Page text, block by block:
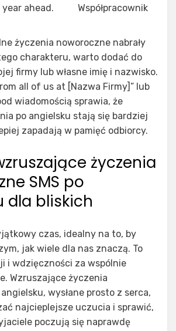
ahead.
Współpracownik
życzenia noworoczne nabrały
charakteru, warto dodać do
firmy lub własne imię i nazwisko.
all of us at [Nazwa Firmy]” lub
wiadomością sprawia, że
po angielsku stają się bardziej
zapadają w pamięć odbiorcy.
życzenia
SMS po
dla bliskich
czas, idealny na to, by
jak wiele dla nas znaczą. To
i wdzięczności za wspólnie
Wzruszające życzenia
wysłane prosto z serca,
najcieplejsze uczucia i sprawić,
poczują się naprawdę